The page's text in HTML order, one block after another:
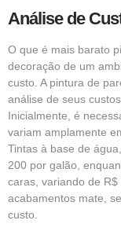
Análise de
O que é mais barato
decoração de um
custo. A pintura de
análise de seus
Inicialmente, é
variam amplamente
Tintas à base de
200 por galão,
caras, variando de
acabamentos mate,
custo.